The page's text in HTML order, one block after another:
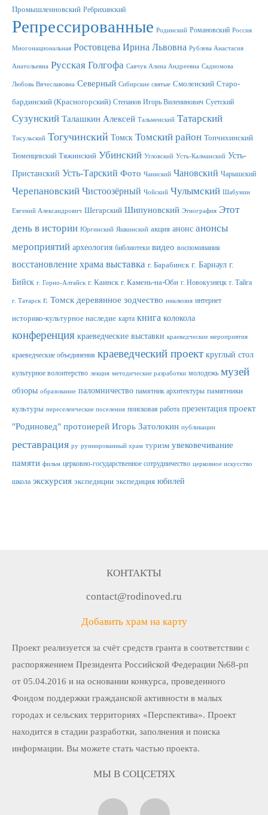
Промышленновский Ребрихинский
Репрессированные Родинский Романовский Россия
Многонациональная Ростовцева Ирина Львовна Рублева Анастасия
Анатольевна Русская Голгофа Савчук Алина Андреевна Садномова
Любовь Вячеславовна Северный Сибирские святые Смоленский Старо-
бардинский (Красногорский) Степанов Игорь Виленинович Суетский
Сузунский Талашкин Алексей Тальменский Татарский
Тисульский Тогучинский Томск Томский район Топчихинский
Тюменцевский Тяжинский Убинский Угловский Усть-Калманский Усть-
Пристанский Усть-Тарский Фото Чаинский Чановский Чарышский
Черепановский Чистоозёрный Чойский Чулымский Шабунин
Евгений Александрович Шегарский Шипуновский Этнография Этот
день в истории Юргинский Яшкинский акция анонс анонсы
мероприятий археология библиотеки видео воспоминания
восстановление храма выставка г. Барабинск г. Барнаул г.
Бийск г. Горно-Алтайск г. Каинск г. Камень-на-Оби г. Новокузнецк г. Тайга
г. Татарск г. Томск деревянное зодчество инклюзия интернет
историко-культурное наследие карта книга колокола
конференция краеведческие выставки краеведческие мероприятия
краеведческие объединения краеведческий проект круглый стол
культурное волонтерство лекция методические разработки молодежь музей
обзоры образование паломничество памятник архитектуры памятники
культуры переселенческие поселения поисковая работа презентация проект
"Родиновед" протоиерей Игорь Затолокин публикации
реставрация ру руинированный храм туризм увековечивание
памяти фильм церковно-государственное сотрудничество церковное искусство
школа экскурсия экспедиции экспедиция юбилей
КОНТАКТЫ
contact@rodinoved.ru
Добавить храм на карту
Проект реализуется за счёт средств гранта в соответствии c
распоряжением Президента Российской Федерации №68-рп
от 05.04.2016 и на основании конкурса, проведенного
Фондом поддержки гражданской активности в малых
городах и сельских территориях «Перспектива». Проект
находится в стадии разработки, заполнения и поиска
информации. Вы можете стать частью проекта.
МЫ В СОЦСЕТЯХ